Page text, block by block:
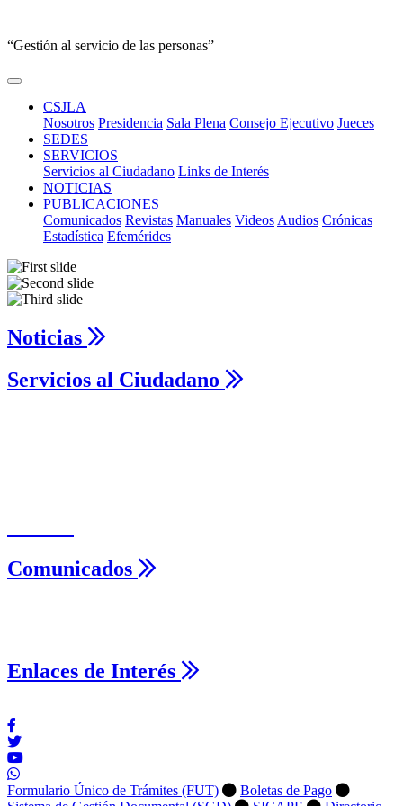
“Gestión al servicio de las personas”
CSJLA
Nosotros Presidencia Sala Plena Consejo Ejecutivo Jueces
SEDES
SERVICIOS
Servicios al Ciudadano Links de Interés
NOTICIAS
PUBLICACIONES
Comunicados Revistas Manuales Videos Audios Crónicas
Estadística Efemérides
Noticias
Servicios al Ciudadano
Comunicados
Enlaces de Interés
Formulario Único de Trámites (FUT)
Boletas de Pago